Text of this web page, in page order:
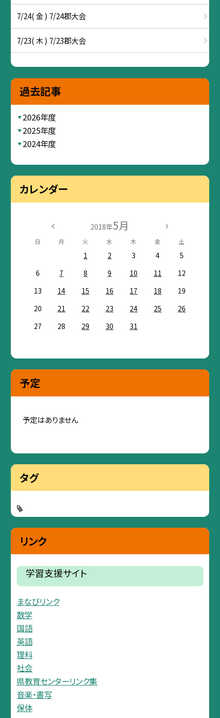
7/24( 金 ) 7/24郡大会
7/23( 木 ) 7/23郡大会
過去記事
2026年度
2025年度
2024年度
カレンダー
2018年5月
日 月 火 水 木 金 土
1 2 3 4
5
6
7 8 9 10 11
12
13
14 15 16 17 18
19
20
21 22 23 24 25
26
27
28 29 30 31
予定
予定はありません
タグ
リンク
学習支援サイト
まなびリンク
数学
国語
英語
理科
社会
県教育センターリンク集
音楽・書写
保体